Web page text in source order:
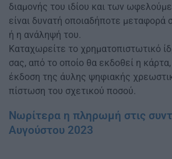
διαμονής του ιδίου και των
είναι δυνατή οποιαδήποτε μεταφορά
ή η ανάληψή του.
Καταχωρείτε το χρηματοπιστωτικό
σας, από το οποίο θα εκδοθεί η κάρτα,
έκδοση της άυλης ψηφιακής
πίστωση του σχετικού ποσού.
Νωρίτερα η πληρωμή στις
Αυγούστου 2023